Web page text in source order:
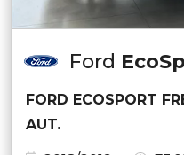
Ford
FORD ECOSPORT
AUT.